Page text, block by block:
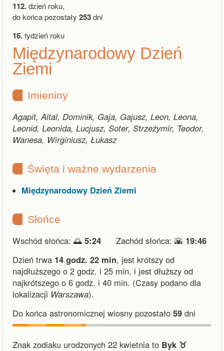
112.dzień roku,
do końca pozostały 253dni
16.tydzień roku
Międzynarodowy Dzień
Ziemi
Imieniny
Agapit, Aital, Dominik, Gaja, Gajusz, Leon, Leona,
Leonid, Leonida, Lucjusz, Soter, Strzeżymir, Teodor,
Wanesa, Wirginiusz, Łukasz
Święta i ważne wydarzenia
Międzynarodowy Dzień Ziemi
Słońce
Wschód słońca: 🌅 5:24 Zachód słońca: 🌇 19:46
Dzień trwa 14 godz. 22 min, jest krótszy od
najdłuższego o 2 godz. i 25 min. i jest dłuższy od
najkrótszego o 6 godz. i 40 min. (Czasy podano dla
lokalizacji Warszawa).
Do końca astronomicznej wiosny pozostało 59 dni
Znak zodiaku urodzonych 22 kwietnia to Byk ♉︎